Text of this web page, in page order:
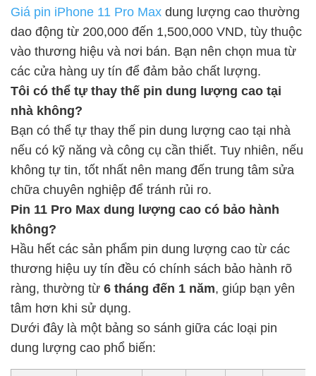
Giá pin iPhone 11 Pro Max dung lượng cao thường
dao động từ 200,000 đến 1,500,000 VND, tùy thuộc
vào thương hiệu và nơi bán. Bạn nên chọn mua từ
các cửa hàng uy tín để đảm bảo chất lượng.
Tôi có thể tự thay thế pin dung lượng cao tại
nhà không?
Bạn có thể tự thay thế pin dung lượng cao tại nhà
nếu có kỹ năng và công cụ cần thiết. Tuy nhiên, nếu
không tự tin, tốt nhất nên mang đến trung tâm sửa
chữa chuyên nghiệp để tránh rủi ro.
Pin 11 Pro Max dung lượng cao có bảo hành
không?
Hầu hết các sản phẩm pin dung lượng cao từ các
thương hiệu uy tín đều có chính sách bảo hành rõ
ràng, thường từ 6 tháng đến 1 năm, giúp bạn yên
tâm hơn khi sử dụng.
Dưới đây là một bảng so sánh giữa các loại pin
dung lượng cao phổ biến: